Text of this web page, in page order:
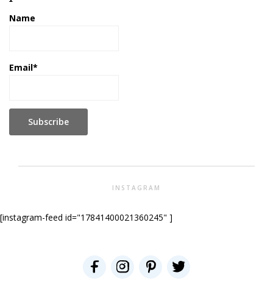
Name
Email*
INSTAGRAM
[instagram-feed id="17841400021360245" ]